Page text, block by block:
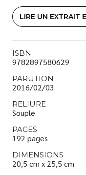
LIRE UN EXTRAIT
ISBN
9782897580629
PARUTION
2016/02/03
RELIURE
Souple
PAGES
192 pages
DIMENSIONS
20,5 cm x 25,5 cm